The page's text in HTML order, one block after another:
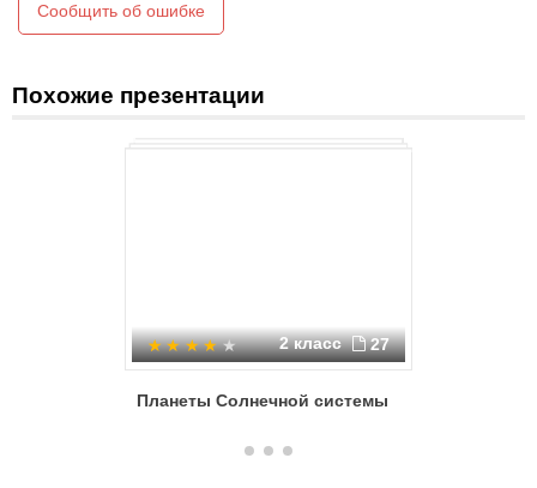
Сообщить об ошибке
Похожие презентации
2 класс 27
Планеты Солнечной системы